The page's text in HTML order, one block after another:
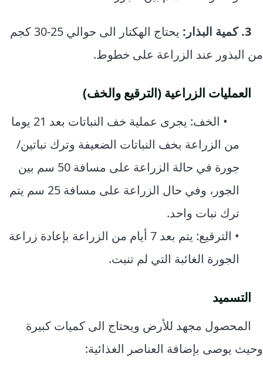
3. كمية البذار:
يحتاج الهكتار الى حوالي 25-30 كجم
من البذور عند الزراعة على خطوط.
العمليات الزراعية (الترقيع والخف)
• الخف: يجرى عملية خف النباتات بعد 21 يوما
من الزراعة بخف النباتات الضعيفة وترك نباتين/
جورة في حالة الزراعة على مسافة 50 سم بين
الجور، وفي حال الزراعة على مسافة 25 سم يتم
ترك نبات واحد.
• الترقيع: يتم بعد 7 أيام من الزراعة بإعادة زراعة
الجورة الغائبة التي لم تنبت.
التسميد
المحصول مجهد للأرض ويحتاج الى كميات كبيرة
وحيث يوصى بإضافة العناصر الغذائية: